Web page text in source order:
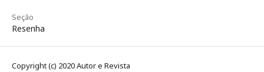
Seção
Resenha
Copyright (c) 2020 Autor e Revista